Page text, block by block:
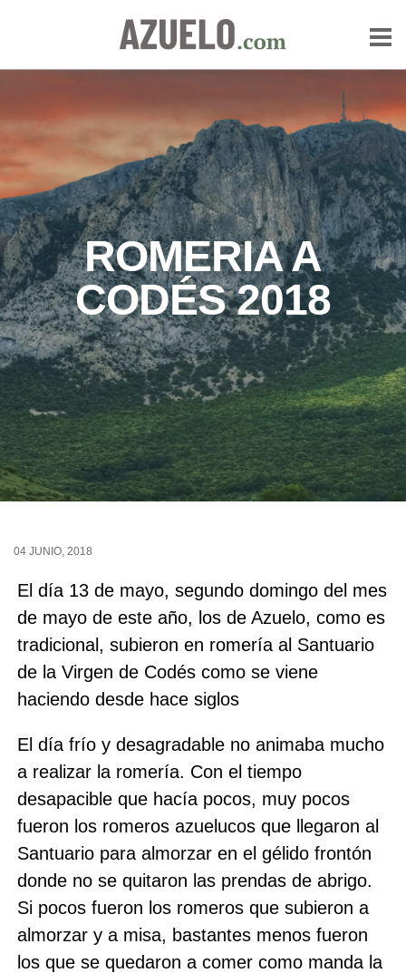
ROMERIA A
CODÉS 2018
04 JUNIO, 2018
El día 13 de mayo, segundo domingo del mes
de mayo de este año, los de Azuelo, como es
tradicional, subieron en romería al Santuario
de la Virgen de Codés como se viene
haciendo desde hace siglos
El día frío y desagradable no animaba mucho
a realizar la romería. Con el tiempo
desapacible que hacía pocos, muy pocos
fueron los romeros azuelucos que llegaron al
Santuario para almorzar en el gélido frontón
donde no se quitaron las prendas de abrigo.
Si pocos fueron los romeros que subieron a
almorzar y a misa, bastantes menos fueron
los que se quedaron a comer como manda la